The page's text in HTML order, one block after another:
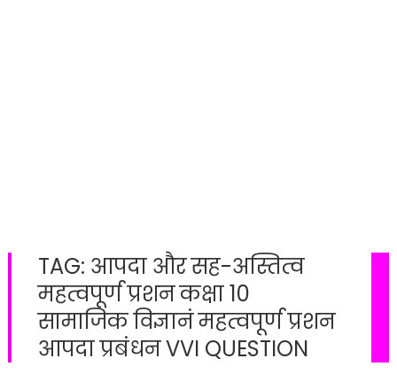
TAG: आपदा और सह-अस्तित्व
महत्वपूर्ण प्रशन कक्षा 10
सामाजिक विज्ञानं महत्वपूर्ण प्रशन
आपदा प्रबंधन VVI QUESTION